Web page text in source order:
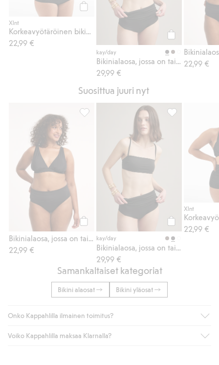
Xlnt
22,99 €
Osta
kay/day
Bikinialaosa, jossa on taitettava vyötärö
29,99 €
22,99 €
Suosittua juuri nyt
Osta
Bikinialaosa, jossa on taitettava vyötärö
22,99 €
Bikinialaosa, jossa on taitettava vyötärö,
Osta
kay/day
Bikinialaosa, jossa on taitettava vyötärö
29,99 €
Xlnt
22,99 €
Samankaltaiset kategoriat
Bikini alaosat Bikini yläosat
Onko Kappahlilla ilmainen toimitus?
Jos olet Kappahl Clubin jäsen, saat aina ilmaisen toimituksen
Voiko Kappahlilla maksaa Klarnalla?